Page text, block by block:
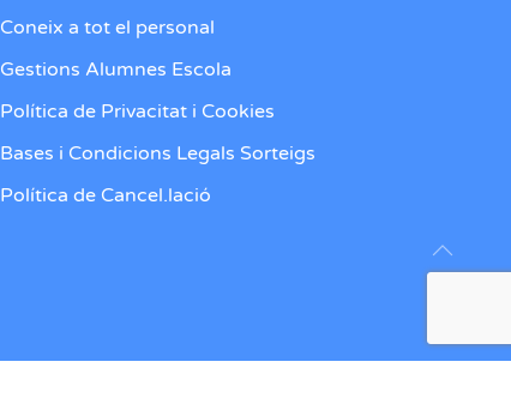
Coneix a tot el personal
Gestions Alumnes Escola
Política de Privacitat i Cookies
Bases i Condicions Legals Sorteigs
Política de Cancel.lació